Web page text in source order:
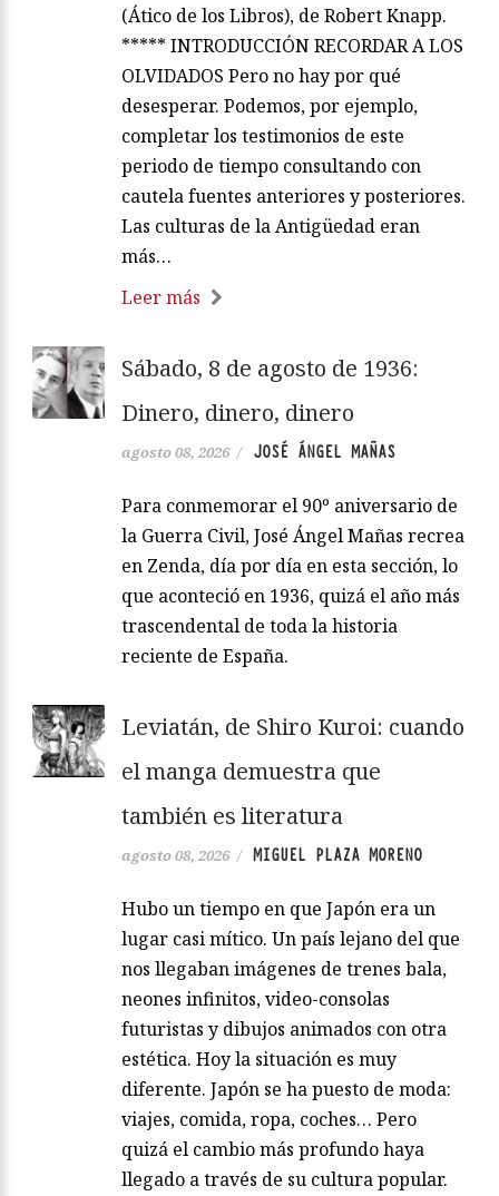
(Ático de los Libros), de Robert Knapp.
***** INTRODUCCIÓN RECORDAR A LOS
OLVIDADOS Pero no hay por qué
desesperar. Podemos, por ejemplo,
completar los testimonios de este
periodo de tiempo consultando con
cautela fuentes anteriores y posteriores.
Las culturas de la Antigüedad eran
más…
Leer más
Sábado, 8 de agosto de 1936:
Dinero, dinero, dinero
agosto 08, 2026 / JOSÉ ÁNGEL MAÑAS
Para conmemorar el 90º aniversario de
la Guerra Civil, José Ángel Mañas recrea
en Zenda, día por día en esta sección, lo
que aconteció en 1936, quizá el año más
trascendental de toda la historia
reciente de España.
Leviatán, de Shiro Kuroi: cuando
el manga demuestra que
también es literatura
agosto 08, 2026 / MIGUEL PLAZA MORENO
Hubo un tiempo en que Japón era un
lugar casi mítico. Un país lejano del que
nos llegaban imágenes de trenes bala,
neones infinitos, video-consolas
futuristas y dibujos animados con otra
estética. Hoy la situación es muy
diferente. Japón se ha puesto de moda:
viajes, comida, ropa, coches… Pero
quizá el cambio más profundo haya
llegado a través de su cultura popular.